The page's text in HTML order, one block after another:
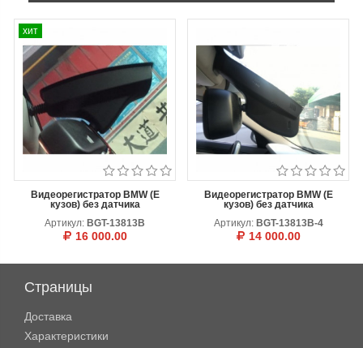
хит
Видеорегистратор BMW (E
кузов) без датчика
Артикул: BGT-13813B
16 000.00
Видеорегистратор BMW (E
кузов) без датчика
Артикул: BGT-13813B-4
14 000.00
Страницы
Доставка
Характеристики